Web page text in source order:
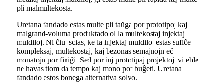
pli malmultekosta.
Uretana fandado estas multe pli taŭga por prototipoj kaj
malgrand-voluma produktado ol la multekostaj injektaj
muldiloj. Ni ĉiuj scias, ke la injektaj muldiloj estas sufiĉe
kompleksaj, multekostaj, kaj bezonas semajnojn eĉ
monatojn por finiĝi. Sed por iuj prototipaj projektoj, vi eble
ne havas tiom da tempo kaj mono por buĝeti. Uretana
fandado estos bonega alternativa solvo.